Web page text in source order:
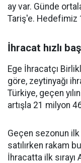
ay var. Günde
Tariş'e. Hedefimiz
İhracat hızlı
Ege İhracatçı
göre, zeytinyağı
Türkiye, geçen
artışla 21 milyon
Geçen sezonun ilk
satılırken rakam
İhracatta ilk sırayı